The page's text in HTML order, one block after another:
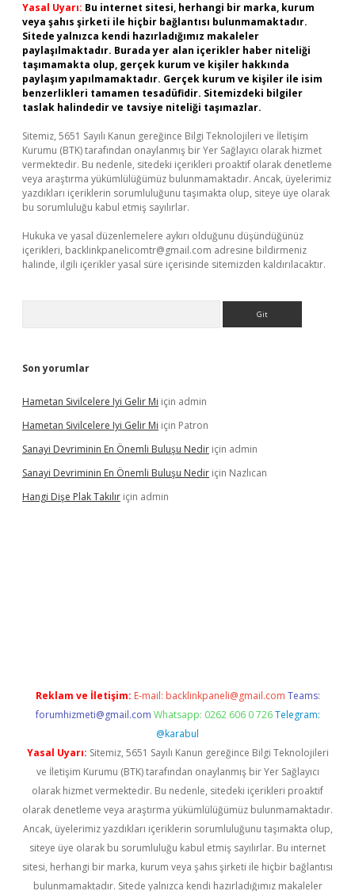
Yasal Uyarı: Bu internet sitesi, herhangi bir marka, kurum
veya şahıs şirketi ile hiçbir bağlantısı bulunmamaktadır.
Sitede yalnızca kendi hazırladığımız makaleler
paylaşılmaktadır. Burada yer alan içerikler haber niteliği
taşımamakta olup, gerçek kurum ve kişiler hakkında
paylaşım yapılmamaktadır. Gerçek kurum ve kişiler ile isim
benzerlikleri tamamen tesadüfidir. Sitemizdeki bilgiler
taslak halindedir ve tavsiye niteliği taşımazlar.
Sitemiz, 5651 Sayılı Kanun gereğince Bilgi Teknolojileri ve İletişim
Kurumu (BTK) tarafından onaylanmış bir Yer Sağlayıcı olarak hizmet
vermektedir. Bu nedenle, sitedeki içerikleri proaktif olarak denetleme
veya araştırma yükümlülüğümüz bulunmamaktadır. Ancak, üyelerimiz
yazdıkları içeriklerin sorumluluğunu taşımakta olup, siteye üye olarak
bu sorumluluğu kabul etmiş sayılırlar.
Hukuka ve yasal düzenlemelere aykırı olduğunu düşündüğünüz
içerikleri, backlinkpanelicomtr@gmail.com adresine bildirmeniz
halinde, ilgili içerikler yasal süre içerisinde sitemizden kaldırılacaktır.
Son yorumlar
Hametan Sivilcelere Iyi Gelir Mi için admin
Hametan Sivilcelere Iyi Gelir Mi için Patron
Sanayi Devriminin En Önemli Buluşu Nedir için admin
Sanayi Devriminin En Önemli Buluşu Nedir için Nazlıcan
Hangi Dişe Plak Takılır için admin
Reklam ve İletişim: E-mail: backlinkpaneli@gmail.com Teams:
forumhizmeti@gmail.com Whatsapp: 0262 606 0 726 Telegram:
@karabul
Yasal Uyarı: Sitemiz, 5651 Sayılı Kanun gereğince Bilgi Teknolojileri
ve İletişim Kurumu (BTK) tarafından onaylanmış bir Yer Sağlayıcı
olarak hizmet vermektedir. Bu nedenle, sitedeki içerikleri proaktif
olarak denetleme veya araştırma yükümlülüğümüz bulunmamaktadır.
Ancak, üyelerimiz yazdıkları içeriklerin sorumluluğunu taşımakta olup,
siteye üye olarak bu sorumluluğu kabul etmiş sayılırlar. Bu internet
sitesi, herhangi bir marka, kurum veya şahıs şirketi ile hiçbir bağlantısı
bulunmamaktadır. Sitede yalnızca kendi hazırladığımız makaleler